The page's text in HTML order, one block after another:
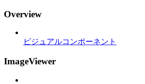
Overview
ビジュアルコンポーネント
ImageViewer